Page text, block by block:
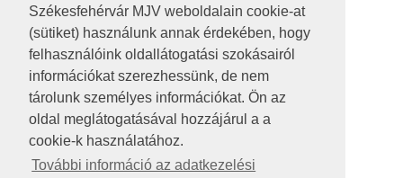
Székesfehérvár MJV weboldalain cookie-at
(sütiket) használunk annak érdekében, hogy
felhasználóink oldallátogatási szokásairól
információkat szerezhessünk, de nem
tárolunk személyes információkat. Ön az
oldal meglátogatásával hozzájárul a a
cookie-k használatához.
További információ az adatkezelési
RSS
A HONLAP 2017.03.31-I ÁLLAPOTA
JOGI NYILATKOZAT
IMPRESSZUM